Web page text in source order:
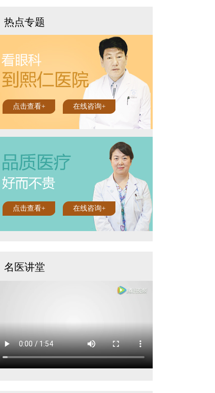
热点专题
点击查看+ 在线咨询+
点击查看+ 在线咨询+
名医讲堂